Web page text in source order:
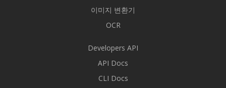
이미지 변환기
OCR
Developers API
API Docs
CLI Docs